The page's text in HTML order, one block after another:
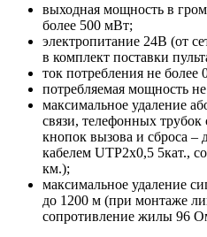
выходная мощность в
более 500 мВт;​
электропитание 24В (от
в комплект поставки
ток потребления не более
потребляемая мощность
максимальное удаление
связи, телефонных
кнопок вызова и сброса
кабелем UTP2х0,5 5кат.,
км.);
максимальное удаление
до 1200 м (при монтаже
сопротивление жилы 96